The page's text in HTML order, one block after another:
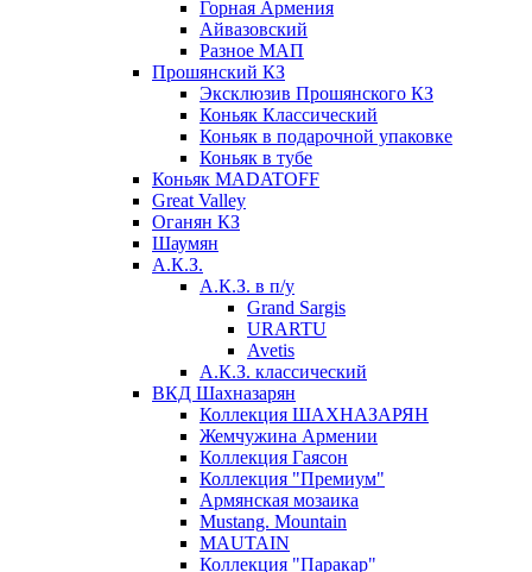
Горная Армения
Айвазовский
Разное МАП
Прошянский КЗ
Эксклюзив Прошянского КЗ
Коньяк Классический
Коньяк в подарочной упаковке
Коньяк в тубе
Коньяк MADATOFF
Great Valley
Оганян КЗ
Шаумян
А.К.З.
А.К.З. в п/у
Grand Sargis
URARTU
Avetis
А.К.З. классический
ВКД Шахназарян
Коллекция ШАХНАЗАРЯН
Жемчужина Армении
Коллекция Гаясон
Коллекция "Премиум"
Армянская мозаика
Mustang. Mountain
MAUTAIN
Коллекция "Паракар"